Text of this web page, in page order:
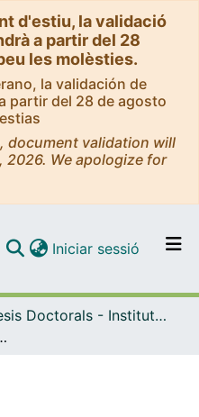
d'estiu, la validació
a partir del 28
les molèsties.
la validación de
partir del 28 de agosto
document validation will
We apologize for
per tot el DD
Iniciar sessió (current)
Tesis Doctorals - Institut Nacional d'Educació Física de Catalunya (INEFC) - Barcelona
técnicas en gimnasia artística masculina